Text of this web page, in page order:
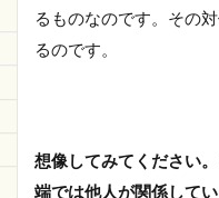
るものなのです。その
るのです。
想像してみてください
端では他人が関係して